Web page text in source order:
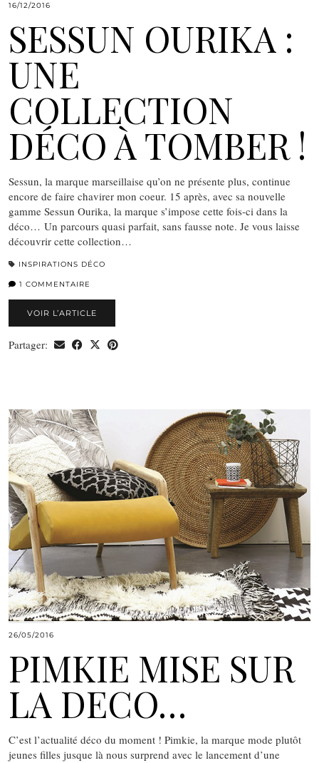
16/12/2016
SESSUN OURIKA :
UNE
COLLECTION
DÉCO À TOMBER !
Sessun, la marque marseillaise qu’on ne présente plus, continue
encore de faire chavirer mon coeur. 15 après, avec sa nouvelle
gamme Sessun Ourika, la marque s’impose cette fois-ci dans la
déco… Un parcours quasi parfait, sans fausse note. Je vous laisse
découvrir cette collection…
INSPIRATIONS DÉCO
1 COMMENTAIRE
VOIR L’ARTICLE
Partager:
26/05/2016
PIMKIE MISE SUR
LA DECO…
C’est l’actualité déco du moment ! Pimkie, la marque mode plutôt
jeunes filles jusque là nous surprend avec le lancement d’une